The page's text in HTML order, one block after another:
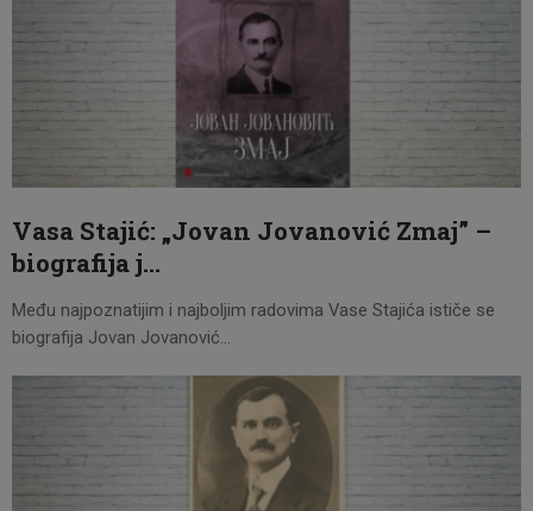
Vasa Stajić: „Jovan Jovanović Zmaj” –
biografija j…
Među najpoznatijim i najboljim radovima Vase Stajića ističe se
biografija Jovan Jovanović…